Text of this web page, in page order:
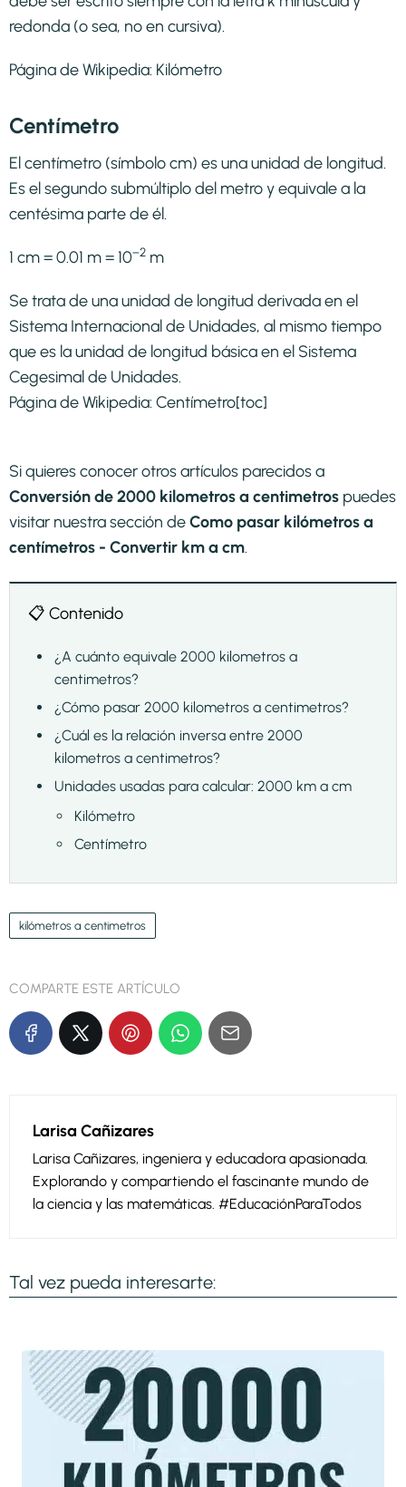
redonda (o sea, no en cursiva).
Página de Wikipedia: Kilómetro
Centímetro
El centímetro (símbolo cm) es una unidad de longitud.
Es el segundo submúltiplo del metro y equivale a la
centésima parte de él.
1 cm = 0.01 m = 10−2 m
Se trata de una unidad de longitud derivada en el
Sistema Internacional de Unidades, al mismo tiempo
que es la unidad de longitud básica en el Sistema
Cegesimal de Unidades.
Página de Wikipedia: Centímetro[toc]
Si quieres conocer otros artículos parecidos a
Conversión de 2000 kilometros a centimetros puedes
visitar nuestra sección deComo pasar kilómetros a
centímetros - Convertir km a cm.
📋 Contenido
¿A cuánto equivale 2000 kilometros a
centimetros?
¿Cómo pasar 2000 kilometros a centimetros?
¿Cuál es la relación inversa entre 2000
kilometros a centimetros?
Unidades usadas para calcular: 2000 km a cm
Kilómetro
Centímetro
kilómetros a centimetros
COMPARTE ESTE ARTÍCULO
Larisa Cañizares
Larisa Cañizares, ingeniera y educadora apasionada.
Explorando y compartiendo el fascinante mundo de
la ciencia y las matemáticas. #EducaciónParaTodos
Tal vez pueda interesarte: